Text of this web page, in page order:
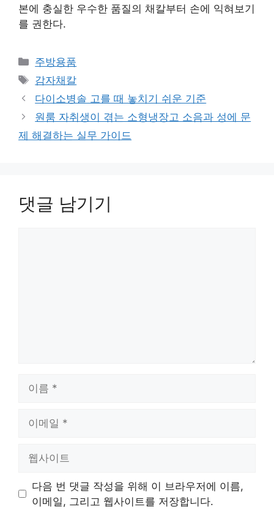
본에 충실한 우수한 품질의 채칼부터 손에 익혀보기
를 권한다.
카
테
고
리
주방용품
태
그
감자채칼
다이소병솔 고를 때 놓치기 쉬운 기준
원룸 자취생이 겪는 소형냉장고 소음과 성에 문
제 해결하는 실무 가이드
댓글 남기기
트
다음 번 댓글 작성을 위해 이 브라우저에 이름,
이메일, 그리고 웹사이트를 저장합니다.